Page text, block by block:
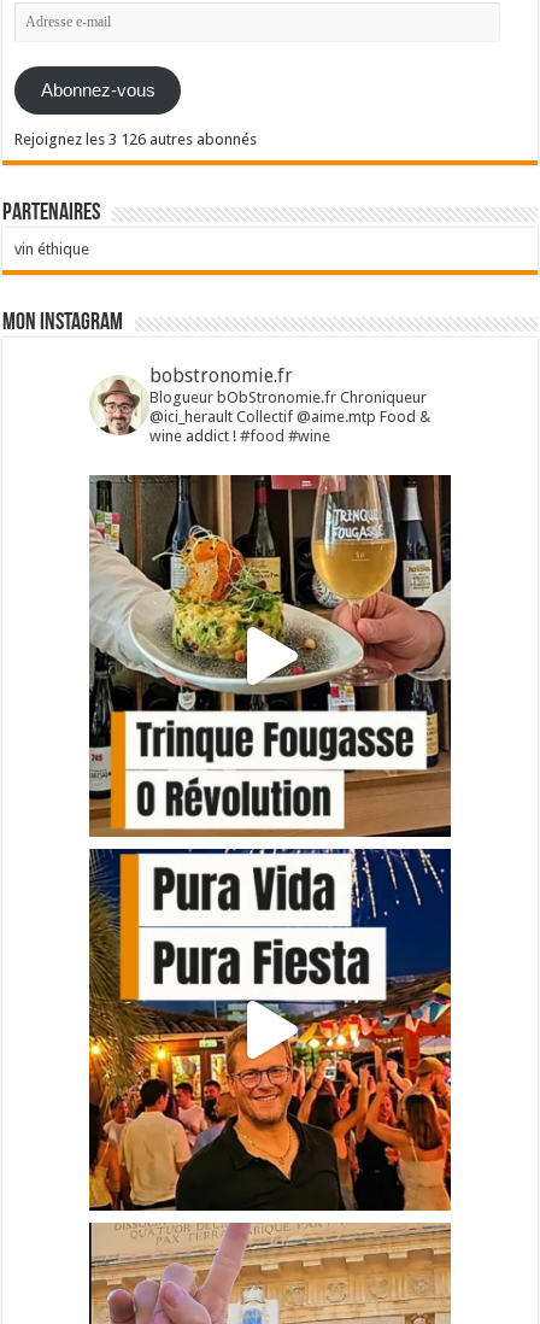
Adresse
e-
Abonnez-vous
Rejoignez les 3 126 autres abonnés
Partenaires
vin éthique
Mon Instagram
bobstronomie.fr
Blogueur bObStronomie.fr Chroniqueur
@ici_heraultCollectif @aime.mtp Food &
wine addict !#food #wine